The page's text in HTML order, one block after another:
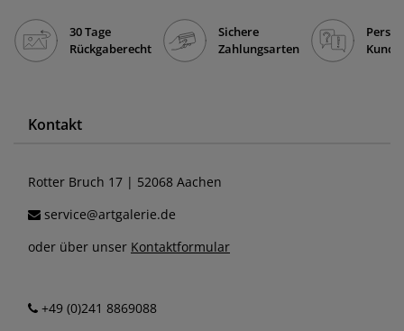
30 Tage
Rückgaberecht
Sichere
Zahlungsarten
Kontakt
Rotter Bruch 17 | 52068 Aachen
service@artgalerie.de
oder über unser Kontaktformular
+49 (0)241 8869088